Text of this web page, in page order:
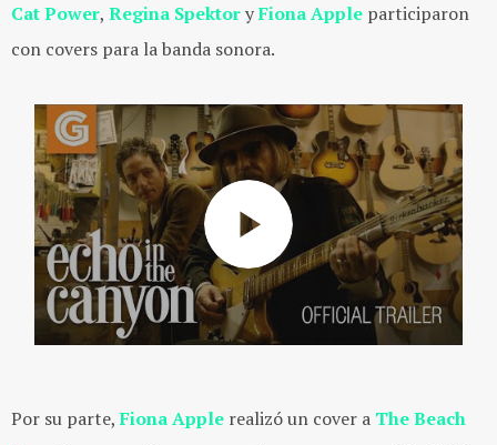
Cat Power, Regina SpektoryFiona Apple participaron
con covers para la banda sonora.
Por su parte,Fiona Apple realizó un cover a The Beach